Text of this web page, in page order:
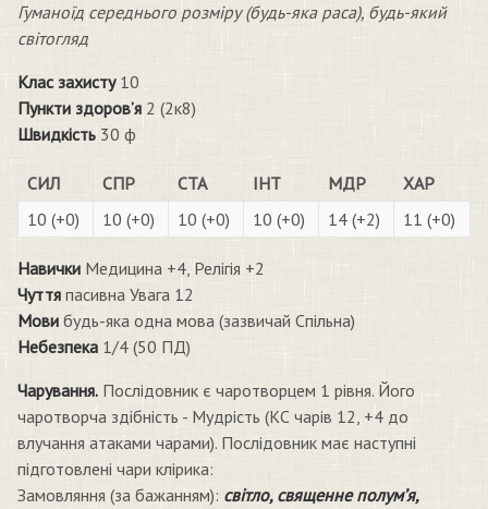
Гуманоїд середнього розміру (будь-яка раса), будь-який
світогляд
Клас захисту10
Пункти здоров’я 2 (2к8)
Швидкість 30 ф
СИЛ СПР СТА ІНТ МДР
ХАР
10 (+0)
10 (+0) 10 (+0) 10 (+0) 14 (+2) 11 (+0)
Навички Медицина +4, Релігія +2
Чуття пасивна Увага 12
Мови будь-яка одна мова (зазвичай Спільна)
Небезпека 1/4 (50 ПД)
Чарування. Послідовник є чаротворцем 1 рівня. Його
чаротворча здібність - Мудрість (КС чарів 12, +4 до
влучання атаками чарами). Послідовник має наступні
підготовлені чари клірика:
Замовляння (за бажанням): світло, священне полум’я,